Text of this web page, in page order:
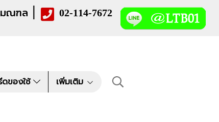
มณฑล | 02-114-7672
ของใช้ เพิ่มเติม